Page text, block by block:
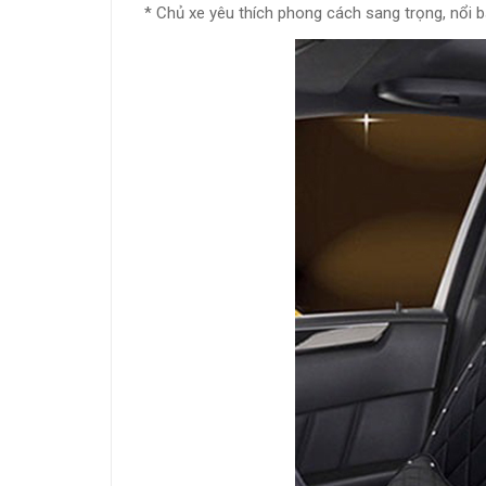
* Chủ xe yêu thích phong cách sang trọng, nổi